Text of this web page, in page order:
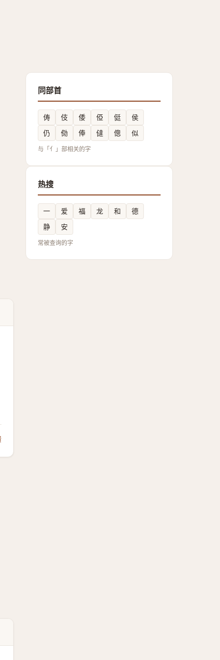
同部首
俦 伎 倭 俹 侹
侯
仍
俲 俸 㒓 傯 似
与「亻」部相关的字
热搜
一 爱 福 龙 和
德
静
安
常被查询的字